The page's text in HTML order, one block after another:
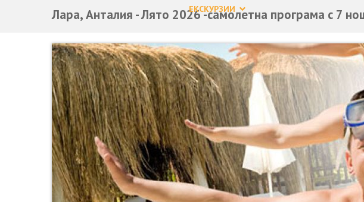
ЕКСКУРЗИИ
Лара, Анталия - Лято 2026 -самолетна програма с 7